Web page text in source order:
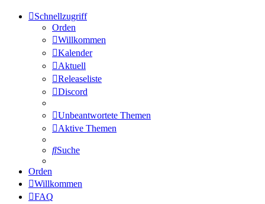
Schnellzugriff
Orden
Willkommen
Kalender
Aktuell
Releaseliste
Discord
Unbeantwortete Themen
Aktive Themen
Suche
Orden
Willkommen
FAQ